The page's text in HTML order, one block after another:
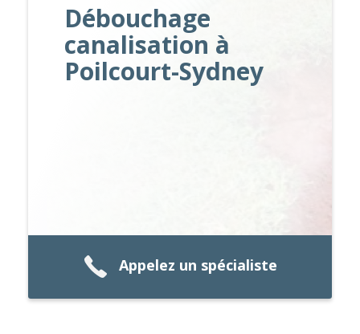
Débouchage
canalisation à
Poilcourt-Sydney
Appelez un spécialiste